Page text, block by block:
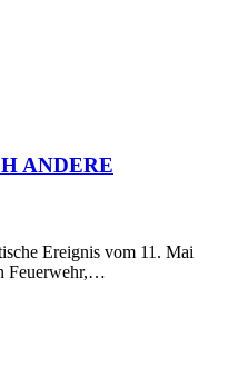
ANDE­RE
Ereignis vom 11. Mai
Feuerwehr,…